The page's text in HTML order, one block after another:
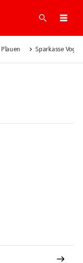
Suche
Plauen Sparkasse